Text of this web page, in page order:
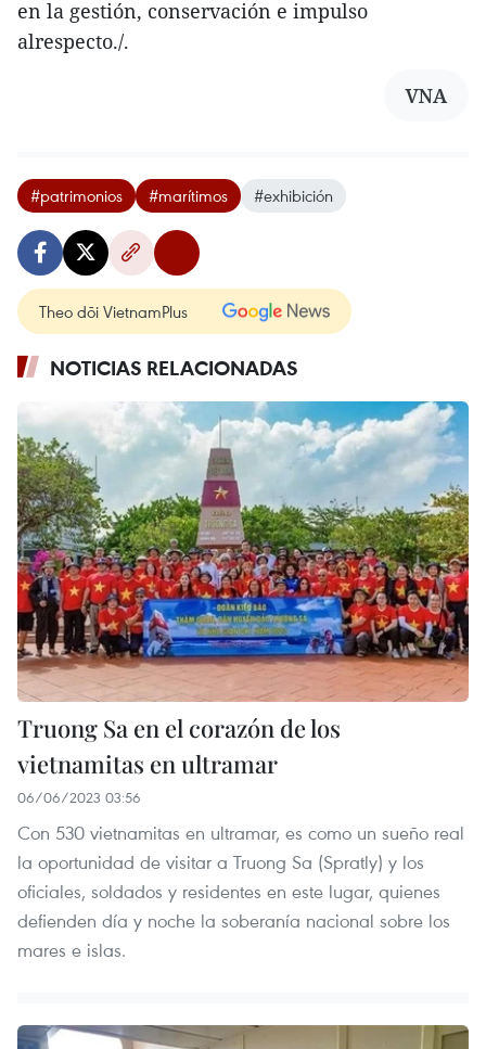
en la gestión, conservación e impulso
alrespecto./.
VNA
#patrimonios #marítimos #exhibición
Theo dõi VietnamPlus
NOTICIAS RELACIONADAS
Truong Sa en el corazón de los
vietnamitas en ultramar
06/06/2023 03:56
Con 530 vietnamitas en ultramar, es como un sueño real
la oportunidad de visitar a Truong Sa (Spratly) y los
oficiales, soldados y residentes en este lugar, quienes
defienden día y noche la soberanía nacional sobre los
mares e islas.